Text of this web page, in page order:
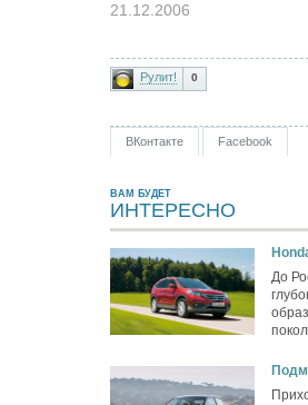
21.12.2006
Рулит! 0
ВКонтакте Facebook
ВАМ БУДЕТ
ИНТЕРЕСНО
До